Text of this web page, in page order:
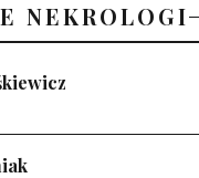
NEKROLOGI